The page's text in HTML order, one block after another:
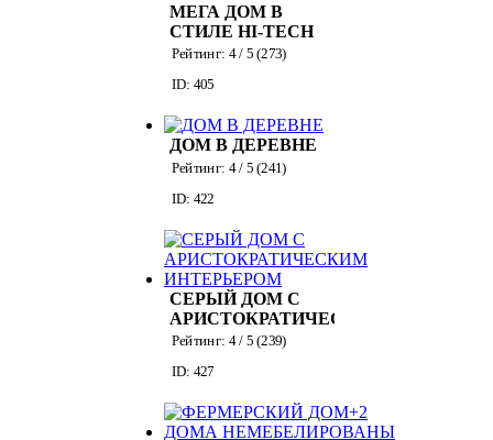
МЕГА ДОМ В
СТИЛЕ HI-TECH
Рейтинг: 4/ 5 (273)
ID: 405
ДОМ В ДЕРЕВНЕ
Рейтинг: 4/ 5 (241)
ID: 422
СЕРЫЙ ДОМ С
АРИСТОКРАТИЧЕСКИМ
ИНТЕРЬЕРОМ
Рейтинг: 4/ 5 (239)
ID: 427